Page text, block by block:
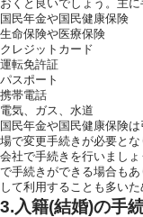
おくと良いでしょう。主
国民年金や国民健康保険
生命保険や医療保険
クレジットカード
運転免許証
パスポート
携帯電話
電気、ガス、水道
国民年金や国民健康保険
場で変更手続きが必要と
会社で手続きを行いまし
で手続きができる場合も
して利用することも多い
3.入籍(結婚)の手